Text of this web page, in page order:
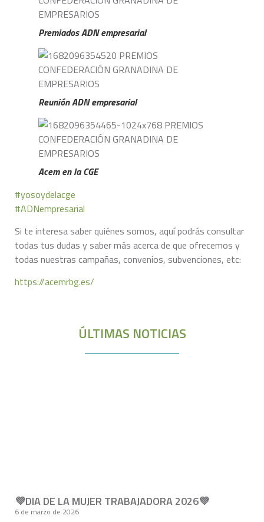
Premiados ADN empresarial
Reunión ADN empresarial
Acem en la CGE
#yosoydelacge
#ADNempresarial
Si te interesa saber quiénes somos, aquí podrás consultar
todas tus dudas y saber más acerca de que ofrecemos y
todas nuestras campañas, convenios, subvenciones, etc:
https://acemrbg.es/
ÚLTIMAS NOTICIAS
💜DIA DE LA MUJER TRABAJADORA 2026💜
6 de marzo de 2026